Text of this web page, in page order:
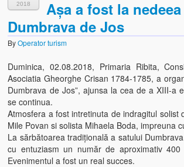
2018
Așa a fost la
Dumbrava de Jos
ByOperator turism
Duminica, 02.08.2018, Primaria Ribita,
Asociatia Gheorghe Crisan 1784-1785, a
Dumbrava de Jos”, ajunsa la cea de a XIII-a
se continua.
Atmosfera a fost intretinuta de indragitul solist
Mile Povan si solista Mihaela Boda, impreuna
La sărbătoarea tradițională a satului
cu entuziasm un număr de aproximativ 400
Evenimentul a fost un real succes.